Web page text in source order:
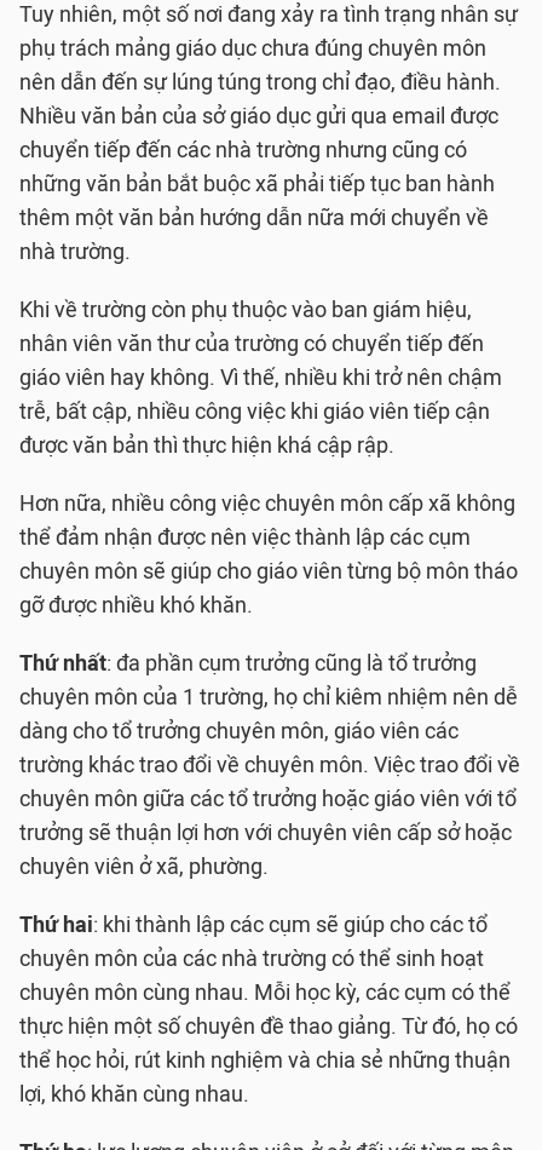
Tuy nhiên, một số nơi đang xảy ra tình trạng nhân sự
phụ trách mảng giáo dục chưa đúng chuyên môn
nên dẫn đến sự lúng túng trong chỉ đạo, điều hành.
Nhiều văn bản của sở giáo dục gửi qua email được
chuyển tiếp đến các nhà trường nhưng cũng có
những văn bản bắt buộc xã phải tiếp tục ban hành
thêm một văn bản hướng dẫn nữa mới chuyển về
nhà trường.
Khi về trường còn phụ thuộc vào ban giám hiệu,
nhân viên văn thư của trường có chuyển tiếp đến
giáo viên hay không. Vì thế, nhiều khi trở nên chậm
trễ, bất cập, nhiều công việc khi giáo viên tiếp cận
được văn bản thì thực hiện khá cập rập.
Hơn nữa, nhiều công việc chuyên môn cấp xã không
thể đảm nhận được nên việc thành lập các cụm
chuyên môn sẽ giúp cho giáo viên từng bộ môn tháo
gỡ được nhiều khó khăn.
Thứ nhất: đa phần cụm trưởng cũng là tổ trưởng
chuyên môn của 1 trường, họ chỉ kiêm nhiệm nên dễ
dàng cho tổ trưởng chuyên môn, giáo viên các
trường khác trao đổi về chuyên môn. Việc trao đổi về
chuyên môn giữa các tổ trưởng hoặc giáo viên với tổ
trưởng sẽ thuận lợi hơn với chuyên viên cấp sở hoặc
chuyên viên ở xã, phường.
Thứ hai: khi thành lập các cụm sẽ giúp cho các tổ
chuyên môn của các nhà trường có thể sinh hoạt
chuyên môn cùng nhau. Mỗi học kỳ, các cụm có thể
thực hiện một số chuyên đề thao giảng. Từ đó, họ có
thể học hỏi, rút kinh nghiệm và chia sẻ những thuận
lợi, khó khăn cùng nhau.